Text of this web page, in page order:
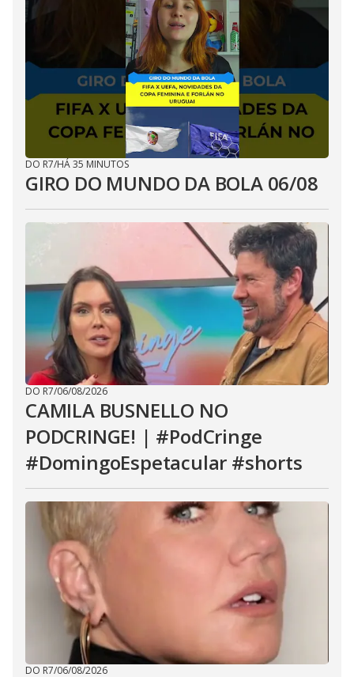
DO R7/HÁ 35 MINUTOS
GIRO DO MUNDO DA BOLA 06/08
DO R7/06/08/2026
CAMILA BUSNELLO NO
PODCRINGE! | #PodCringe
#DomingoEspetacular #shorts
DO R7/06/08/2026